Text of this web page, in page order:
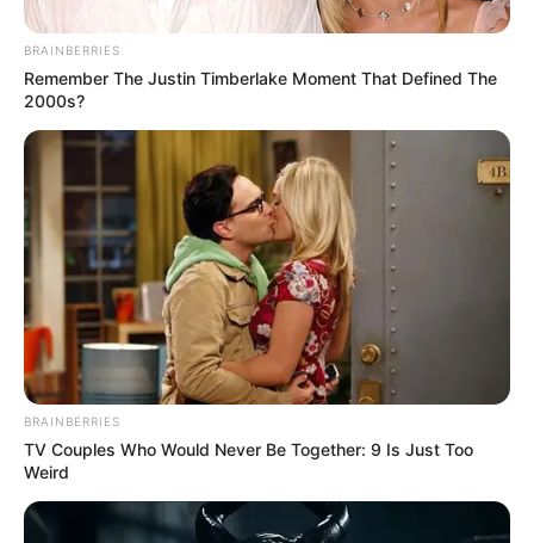
Becker cherche à joindre Claudine mais il n’y arrive pas
Clément demande à Sabine pourquoi elle ne lui
a rien dit.Claudine dit que si elle faisait un
faux pas, Atlan allait tuer Sabine
Becker dit à Claudine : « Le silence et le
mensonge ont tout détruit ». Il ne comprend pas
pourquoi elle a gardé tout ça pendant des
années.
BRAINBERRIES
Remember The Justin Timberlake Moment That Defined The
2000s?
BRAINBERRIES
TV Couples Who Would Never Be Together: 9 Is Just Too
Weird